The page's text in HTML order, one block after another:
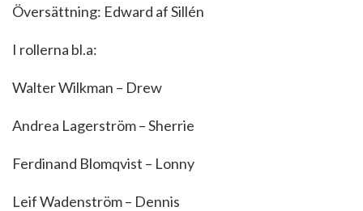
Översättning: Edward af Sillén
I rollerna bl.a:
Walter Wilkman – Drew
Andrea Lagerström – Sherrie
Ferdinand Blomqvist – Lonny
Leif Wadenström – Dennis